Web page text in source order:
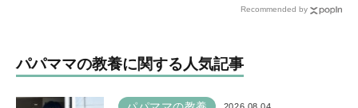
トと、猛暑日の室内あそび
Recommended by
パパママの教養に関する人気記事